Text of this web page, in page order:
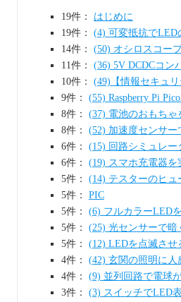
19件： はじめに
19件： (4) 可変抵抗でLED
14件： (50) オシロスコー
11件： (36) 5V DCDCコン
10件： (49)【情報セキュ
9件： (55) Raspberry Pi
8件： (37) 電池のおもちゃ
8件： (52) 加速度センサー
6件： (15) 回路シミュレー
6件： (19) スマホ充電器を
5件： (14) テスターのヒュ
5件： PIC
5件： (6) フルカラーLED
5件： (25) 光センサーで
5件： (12) LEDを点滅させ
4件： (42) 玄関の照明に人
4件： (9) 並列回路で電球
3件： (3) スイッチでLED